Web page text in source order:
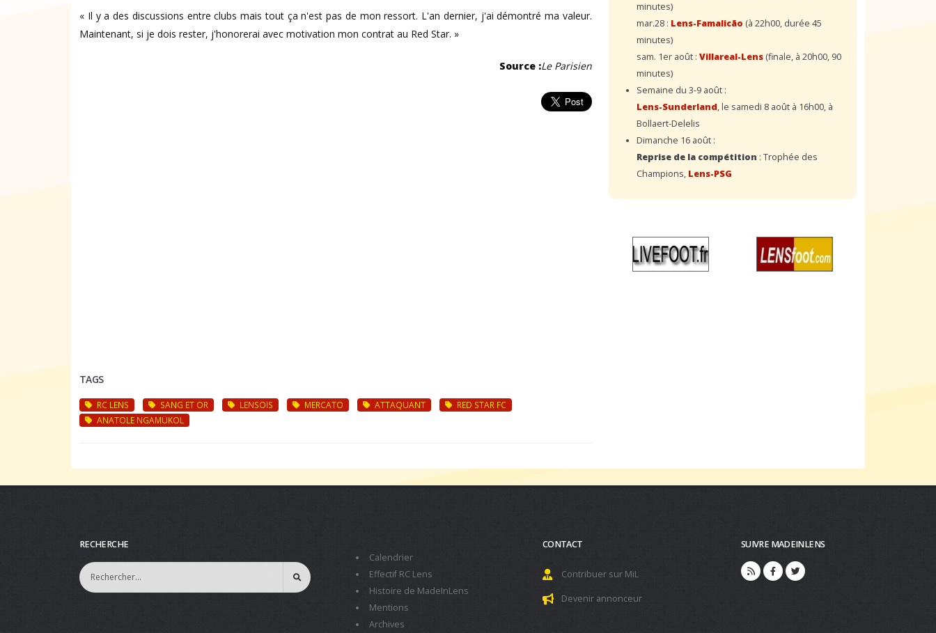
« Il y a des discussions entre clubs mais tout ça n'est pas de mon ressort. L'an dernier, j'ai démontré ma valeur.
Maintenant, si je dois rester, j'honorerai avec motivation mon contrat au Red Star. »
Source :Le Parisien
TAGS
RC LENS SANG ET OR LENSOIS MERCATO ATTAQUANT
RED STAR FC
ANATOLE NGAMUKOL
minutes)
mar.28 : Lens-Famalicão (à 22h00, durée 45
minutes)
sam. 1er août : Villareal-Lens (finale, à 20h00, 90
minutes)
Semaine du 3-9 août :
Lens-Sunderland, le samedi 8 août à 16h00, à
Bollaert-Delelis
Dimanche 16 août :
Reprise de la compétition : Trophée des
Champions, Lens-PSG
RECHERCHE
Calendrier
Effectif RC Lens
Histoire de MadeInLens
Mentions
Archives
CONTACT
Contribuer sur MiL
Devenir annonceur
SUIVRE MADEINLENS